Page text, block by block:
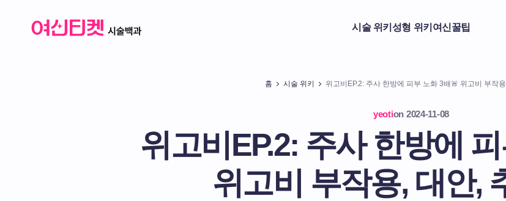
시술 위키 성형 위키 여신꿀팁
홈 시술 위키 위고비EP.2: 주사 한방에 피부 노화 3배🚨 위고비 부작
yeotion 2024-11-08
위고비EP.2: 주사 한방에
위고비 부작용, 대안,